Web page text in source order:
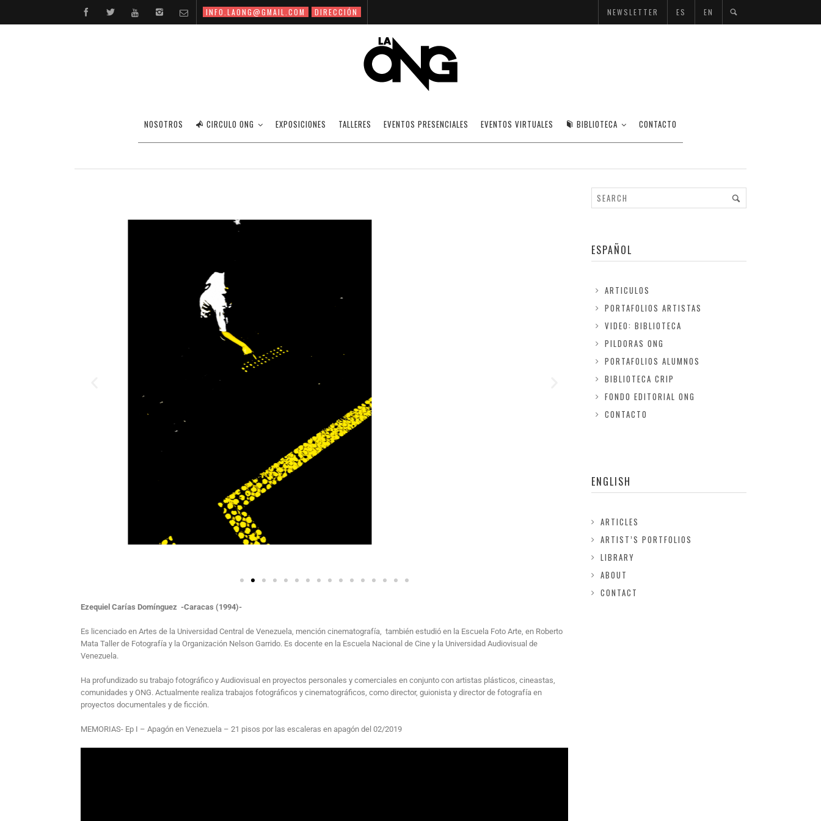
INFO.LAONG@GMAIL.COM DIRECCIÓN NEWSLETTER ES EN
NOSOTROS CIRCULO ONG EXPOSICIONES TALLERES EVENTOS PRESENCIALES EVENTOS VIRTUALES BIBLIOTECA CONTACTO
EZEQUIEL CARÍAS
08/11/2021 PORTAFOLIOS : ALUMNOS. OFF
Ezequiel Carías Domínguez -Caracas (1994)-
Es licenciado en Artes de la Universidad Central de Venezuela, mención cinematografía, también estudió en la Escuela Foto Arte, en Roberto
Mata Taller de Fotografía y la Organización Nelson Garrido. Es docente en la Escuela Nacional de Cine y la Universidad Audiovisual de
Venezuela.
Ha profundizado su trabajo fotográfico y Audiovisual en proyectos personales y comerciales en conjunto con artistas plásticos, cineastas,
comunidades y ONG. Actualmente realiza trabajos fotográficos y cinematográficos, como director, guionista y director de fotografía en
proyectos documentales y de ficción.
MEMORIAS- Ep I – Apagón en Venezuela – 21 pisos por las escaleras en apagón del 02/2019
ESPAÑOL
ARTICULOS
PORTAFOLIOS ARTISTAS
VIDEO: BIBLIOTECA
PILDORAS ONG
PORTAFOLIOS ALUMNOS
BIBLIOTECA CRIP
FONDO EDITORIAL ONG
CONTACTO
ENGLISH
ARTICLES
ARTIST’S PORTFOLIOS
LIBRARY
ABOUT
CONTACT